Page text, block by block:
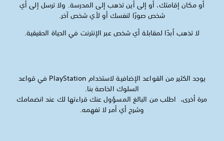
أو مكان إقامتك، أو إلى أين تذهب إلى المدرسة. ولا ترسل إلى أي
شخص صورًا لنفسك أو لأي شخص آخر.
لا تذهب أبدًا لمقابلة أي شخص عبر الإنترنت في الحياة الحقيقية.
يوجد الكثير من القواعد الإضافية لاستخدام PlayStation في قواعد
السلوك الخاصة بنا.
مرة أخرى، اطلب من البالغ المسؤول عنك قراءتها لك عند انضمامك
وشرح أي أمر لا تفهمه.